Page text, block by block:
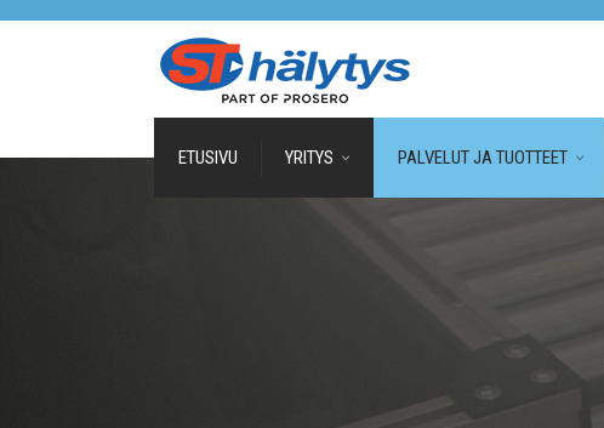
ETUSIVU YRITYS PALVELUT JA TUOTTEET